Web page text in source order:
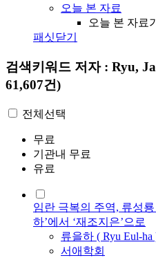
오늘 본 자료
오늘 본 자료
패싯닫기
검색키워드 저자 : Ryu,
61,607건)
전체선택
무료
기관내 무료
유료
임란 극복의 주역, 류성
하’에서 ‘재조지은’으로
류을하 ( Ryu Eul-ha
서애학회